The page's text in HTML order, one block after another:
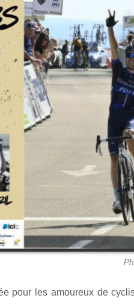
pour les amoureux de